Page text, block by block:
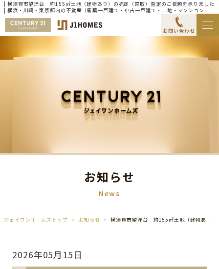
| 横須賀市望洋台 約155㎡土地（建物あり）の売却（買取）査定のご依頼を承りました
| 横浜・川崎・東京都内の不動産（新築一戸建て・中古一戸建て・土地・マンション）な
らセンチュリー21ジェイワンホームズ
お問い合わせ
お知らせ
News
ジェイワンホームズトップ お知らせ 横須賀市望洋台 約155㎡土地（建物あり）の売却（買取）査定のご依頼を承りました
2026年05月15日